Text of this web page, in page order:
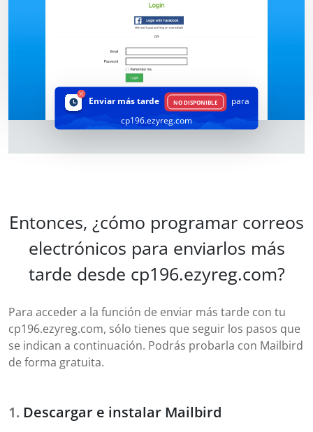
Enviar más tarde NO DISPONIBLE
para
cp196.ezyreg.com
Entonces, ¿cómo programar correos
electrónicos para enviarlos más
tarde desde cp196.ezyreg.com?
Para acceder a la función de enviar más tarde con tu
cp196.ezyreg.com, sólo tienes que seguir los pasos que
se indican a continuación. Podrás probarla con Mailbird
de forma gratuita.
Descargar e instalar Mailbird